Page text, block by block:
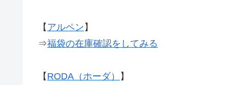
【 アルペン 】
⇒福袋の在庫確認をしてみる
【 RODA（ホーダ）
】